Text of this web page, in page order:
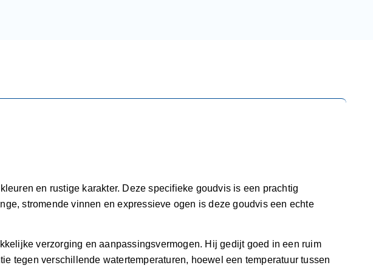
en rustige karakter. Deze specifieke goudvis is een prachtig
stromende vinnen en expressieve ogen is deze goudvis een echte
verzorging en aanpassingsvermogen. Hij gedijt goed in een ruim
tegen verschillende watertemperaturen, hoewel een temperatuur tussen